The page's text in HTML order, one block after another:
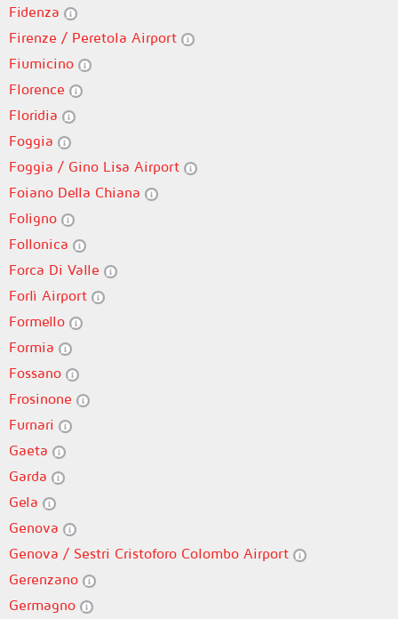
Fidenza
Firenze / Peretola Airport
Fiumicino
Florence
Floridia
Foggia
Foggia / Gino Lisa Airport
Foiano Della Chiana
Foligno
Follonica
Forca Di Valle
Forlì Airport
Formello
Formia
Fossano
Frosinone
Furnari
Gaeta
Garda
Gela
Genova
Genova / Sestri Cristoforo Colombo Airport
Gerenzano
Germagno